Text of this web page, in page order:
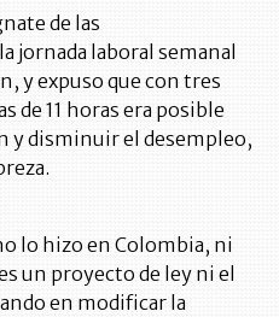
de las
jornada laboral semanal
y expuso que con tres
de 11 horas era posible
y disminuir el desempleo,
lo hizo en Colombia, ni
un proyecto de ley ni el
en modificar la